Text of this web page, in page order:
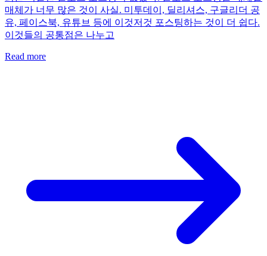
매체가 너무 많은 것이 사실. 미투데이, 딜리셔스, 구글리더 공
유, 페이스북, 유튜브 등에 이것저것 포스팅하는 것이 더 쉽다.
이것들의 공통점은 나누고
Read more